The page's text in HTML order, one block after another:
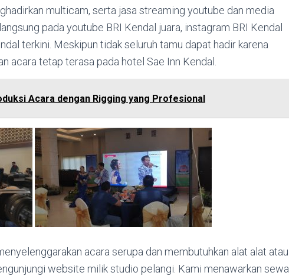
multicam, serta jasa streaming youtube dan media
pada youtube BRI Kendal juara, instagram BRI Kendal
terkini. Meskipun tidak seluruh tamu dapat hadir karena
acara tetap terasa pada hotel Sae Inn Kendal.
Acara dengan Rigging yang Profesional
acara serupa dan membutuhkan alat alat atau
website milik studio pelangi. Kami menawarkan sewa